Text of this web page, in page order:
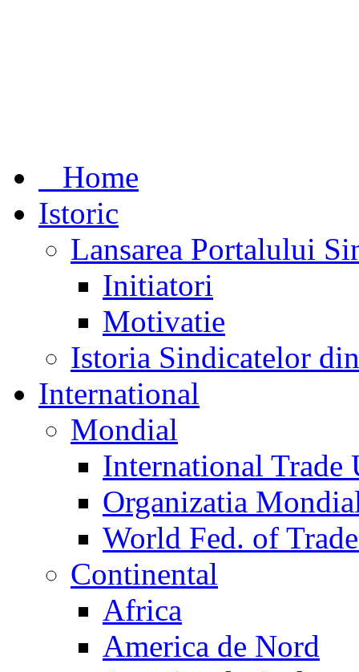
Home
Istoric
Lansarea Portalului
Initiatori
Motivatie
Istoria Sindicatelor
International
Mondial
International Trade
Organizatia
World Fed. of
Continental
Africa
America de Nord